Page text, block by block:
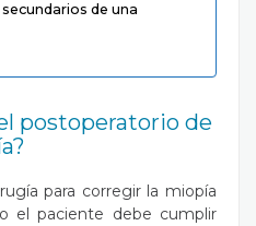
de una
postoperatorio de
para corregir la miopía
el paciente debe cumplir